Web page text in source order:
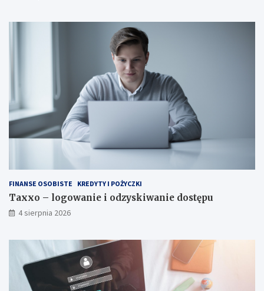
FINANSE OSOBISTE KREDYTY I POŻYCZKI
Taxxo – logowanie i odzyskiwanie dostępu
4 sierpnia 2026